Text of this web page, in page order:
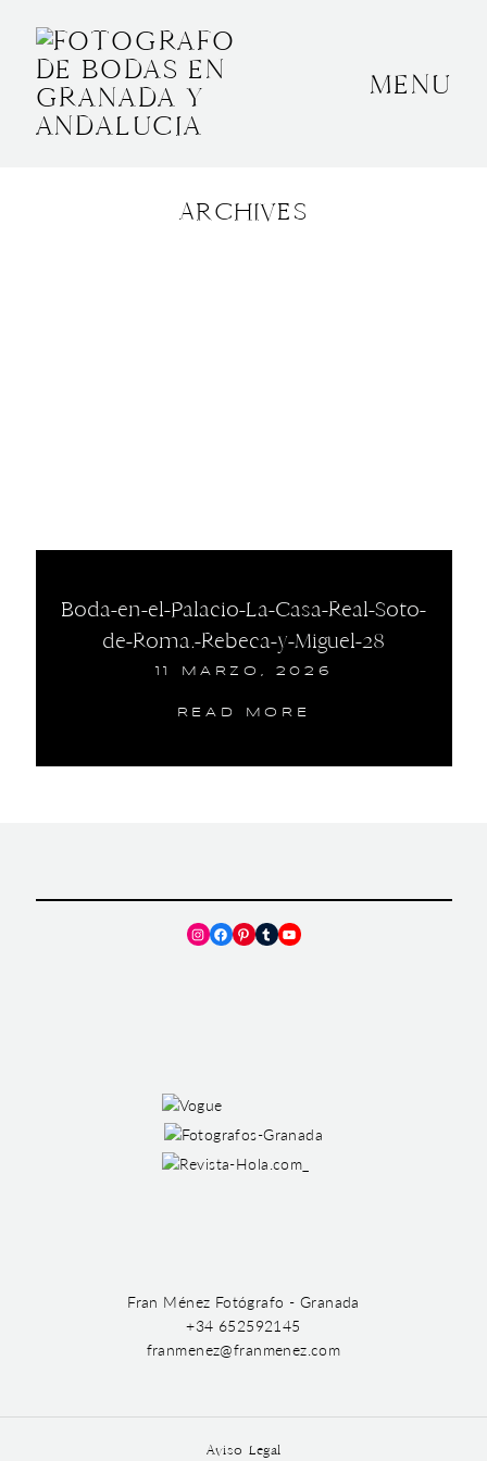
MENU
ARCHIVES
Boda-en-el-Palacio-La-Casa-Real-Soto-
de-Roma.-Rebeca-y-Miguel-28
11 MARZO, 2026
READ MORE
BODAS
Instagram
Facebook
Pinterest
TumblrYouTube
Fran Ménez Fotógrafo - Granada
+34 652592145
franmenez@franmenez.com
Aviso Legal